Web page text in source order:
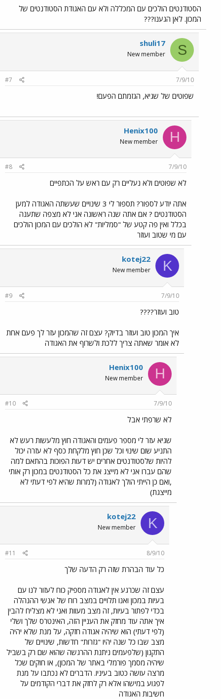
הסטודנטים הולכים עם המכללה ולא עם האגודת הסטודנטים של
המכון. לאן הגענו???
S
shuli17
New member
7/9/10
#7
שפוטים של שגיא, הגזמתם הפעם!
H
Henix100
New member
7/9/10
#8
לא שפוטים ולא נעליים רק עם ראש על הכתפיים
אתה יודע לספור? תספור לי 3 שינויים שעשתה האגודה למען
הסטודנטים ? אם אתה שנה ראשונה אני לא מצפה שתענה
בכלל ואין פה קטע של "סמליות" לא הולכים עם המכון הולכים
עם מי שטוב ועוזר
K
kotej22
New member
7/9/10
#9
טוב ועוזר????
איך המכון טוב ועוזר בדיוק? עצם זה שהמכון עזר לך פעם אחת
לא אומר שאתה צריך ללכת ולשרוף את האגודה
H
Henix100
New member
7/9/10
#10
לא שרפתי אבל
שגיא עזר לי מספר פעמים והאגודה חוץ מלעשות רעש לא
התניע שום שינוי וכל שכן חוץ מלקחת כסף לא עזרה יכול
להיות שלסטודנטים אחרים יש דעות הפוכות בהתאם למה
שהם עברו אני לא מייצג את כל הסטודנטים במכון רק אותי
,ואם כן הייתי הולך לאגודה (למרות שהיא לפי דעתי לא
מייצגת)
K
kotej22
New member
8/9/10
#11
כל עוד הבהרת שזה רק הדעה שלך
עצם זה שכרגע אין לאגודה מספיק כוח לעזור לנו עם
בעיות במכון ואנו תלויים במצב רוח של אנשי ההנהלה
בכדי לפתור בעיות, זה מצב מעוות ואני לא מצליח להבין
איך אתה עוד מחזק את העניין הזה, האינטרס שלך ושלי
(לפי דעתי) הוא שיהיה אגודה חזקה, על מנת שלא יהיה
מצב שבו כל שנה יהיו "גזרות" חדשות, שינויים של
התקנון (שלפעמים ניתנת ההרגשה שהוא שם רק בשביל
שיהיה מסמך פורמלי באתר של המכון), או חוקים שכל
מרצה עושה כטוב בעיניו. הדברים לא נכתבו על מנת
לפגוע במישהו אלא רק לחזק את דברי הקודמים על
חשיבות האגודה